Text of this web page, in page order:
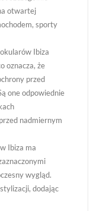
otwartej
sporty
Ibiza
oznacza, że
przed
one odpowiednie
nadmiernym
Ibiza ma
wygląd.
dodając